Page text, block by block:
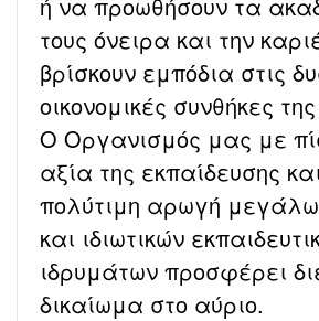
τους όνειρα και την
βρίσκουν εμπόδια στις
οικονομικές συνθήκες
Ο Οργανισμός μας με
αξία της εκπαίδευσης
πολύτιμη αρωγή
και ιδιωτικών
ιδρυμάτων προσφέρει
δικαίωμα στο αύριο.